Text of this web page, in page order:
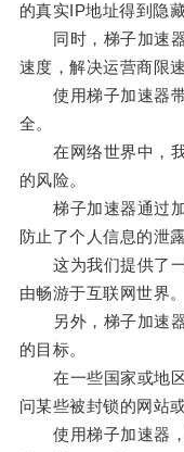
的真实IP地址得到隐
同时，梯子加速器
速度，解决运营商限
使用梯子加速器带
全。
在网络世界中，我
的风险。
梯子加速器通过加
防止了个人信息的泄
这为我们提供了一
由畅游于互联网世界。
另外，梯子加速器
的目标。
在一些国家或地区
问某些被封锁的网站
使用梯子加速器，